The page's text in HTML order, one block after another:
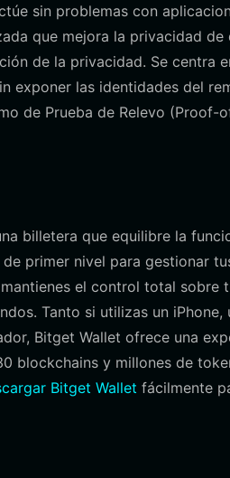
sin problemas con
que mejora la privacidad de
de la privacidad. Se centra
exponer las identidades del
de Prueba de Relevo (Proof-
billetera que equilibre la
primer nivel para gestionar
el control total sobre
Tanto si utilizas un iPhone,
Bitget Wallet ofrece una
blockchains y millones de
Bitget Wallet fácilmente